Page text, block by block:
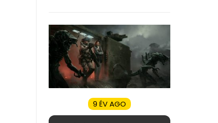
9 ÉV AGO